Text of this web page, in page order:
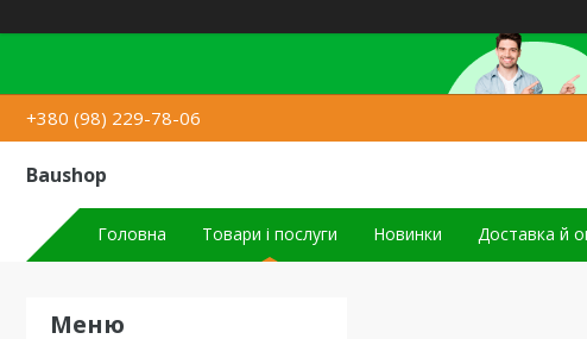
+380 (98) 229-78-06
Baushop
Головна Товари і послуги Новинки Доставка й